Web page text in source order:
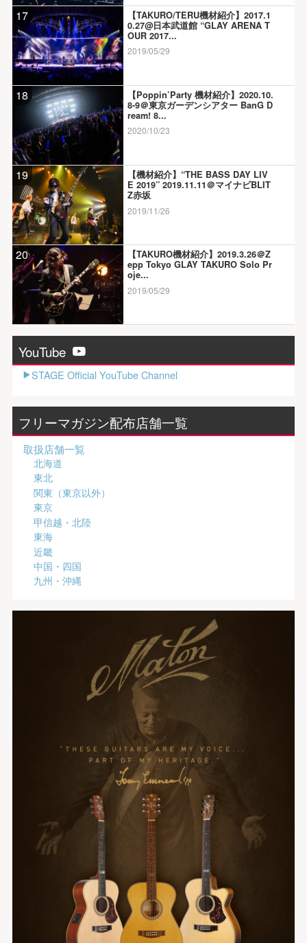
17
【TAKURO/TERU機材紹介】2017.1
0.27@日本武道館 “GLAY ARENA T
OUR 2017...
2019/05/29
18
【Poppin’Party 機材紹介】2020.10.
8-9＠東京ガーデンシアター BanG D
ream! 8...
2020/10/23
19
【機材紹介】“THE BASS DAY LIV
E 2019” 2019.11.11＠マイナビBLIT
Z赤坂
2019/11/26
20
【TAKURO機材紹介】2019.3.26＠Z
epp Tokyo GLAY TAKURO Solo Pr
oje...
2019/05/29
YouTube
STAGE Official YouTube Channel
フリーマガジン配布店舗一覧
取扱店舗一覧
北海道
東北
関東（東京以外）
東京
甲信越・北陸
東海
近畿
中国・四国
九州・沖縄